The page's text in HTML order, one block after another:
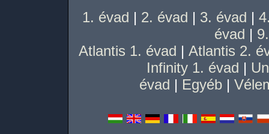
1. évad | 2. évad | 3. évad |
évad |
Atlantis 1. évad | Atlantis 2.
Infinity 1. évad |
évad | Egyéb |